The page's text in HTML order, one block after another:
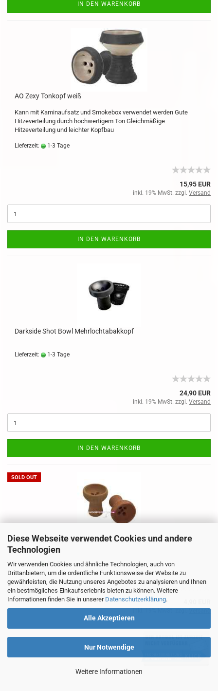
Diese Webseite verwendet Cookies und andere
Technologien
Wir verwenden Cookies und ähnliche Technologien, auch von
Drittanbietern, um die ordentliche Funktionsweise der Website zu
gewährleisten, die Nutzung unseres Angebotes zu analysieren und Ihnen
ein bestmögliches Einkaufserlebnis bieten zu können. Weitere
Informationen finden Sie in unserer Datenschutzerklärung.
Alle Akzeptieren
Nur Notwendige
Weitere Informationen
IN DEN WARENKORB
AO Zexy Tonkopf weiß
Kann mit Kaminaufsatz und Smokebox verwendet werden Gute
Hitzeverteilung durch hochwertigem Ton Gleichmäßige
Hitzeverteilung und leichter Kopfbau
Lieferzeit: 1-3 Tage
15,95 EUR
inkl. 19% MwSt. zzgl. Versand
IN DEN WARENKORB
Darkside Shot Bowl Mehrlochtabakkopf
Lieferzeit: 1-3 Tage
24,90 EUR
inkl. 19% MwSt. zzgl. Versand
IN DEN WARENKORB
SOLD OUT
Masta Tabakkopf Mehrloch terracotta
Lieferzeit: 1-3 Tage
Versand